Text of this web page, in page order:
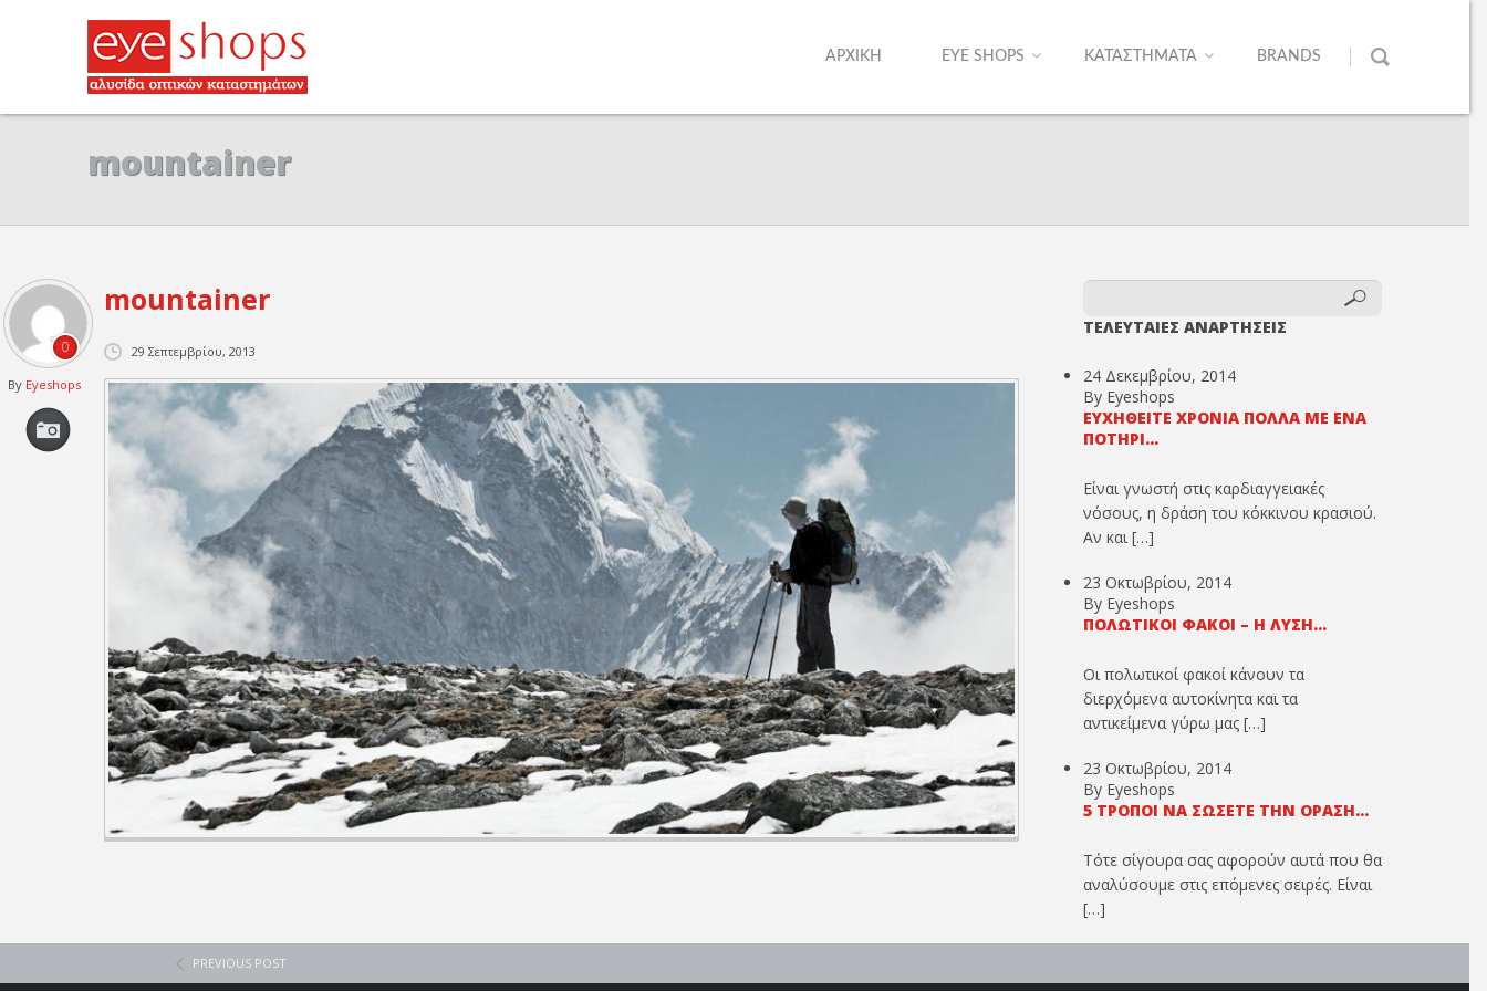
ΑΡΧΙΚΗ EYE SHOPS ΚΑΤΑΣΤΗΜΑΤΑ BRANDS
mountainer
mountainer
0
By Eyeshops
29 Σεπτεμβρίου, 2013
ΤΕΛΕΥΤΑΙΕΣ ΑΝΑΡΤΗΣΕΙΣ
24 Δεκεμβρίου, 2014
By Eyeshops
ΕΥΧΗΘΕΊΤΕ ΧΡΌΝΙΑ ΠΟΛΛΆ ΜΕ ΈΝΑ
ΠΟΤΉΡΙ...
Είναι γνωστή στις καρδιαγγειακές
νόσους, η δράση του κόκκινου κρασιού.
Αν και […]
23 Οκτωβρίου, 2014
By Eyeshops
ΠΟΛΩΤΙΚΟΊ ΦΑΚΟΊ – Η ΛΎΣΗ...
Οι πολωτικοί φακοί κάνουν τα
διερχόμενα αυτοκίνητα και τα
αντικείμενα γύρω μας […]
23 Οκτωβρίου, 2014
By Eyeshops
5 ΤΡΌΠΟΙ ΝΑ ΣΏΣΕΤΕ ΤΗΝ ΌΡΑΣΉ...
Τότε σίγουρα σας αφορούν αυτά που θα
αναλύσουμε στις επόμενες σειρές. Είναι
[…]
PREVIOUS POST